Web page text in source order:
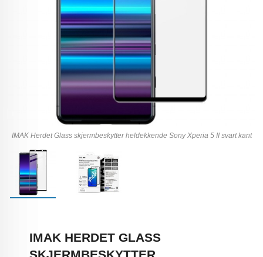
IMAK Herdet Glass skjermbeskytter heldekkende Sony Xperia 5 II svart kant
IMAK HERDET GLASS
SKJERMBESKYTTER